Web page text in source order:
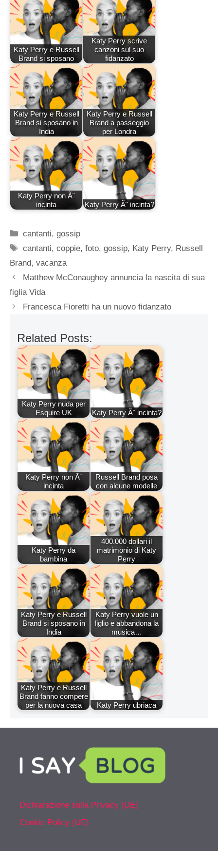
Katy Perry e Russell
Brand si sposano
Katy Perry scrive
canzoni sul suo
fidanzato
Katy Perry e Russell
Brand si sposano in
India
Katy Perry e Russell
Brand a passeggio
per Londra
Katy Perry non Ã¨
incinta
Katy Perry Ã¨ incinta?
Categorie
cantanti,gossip
Tag
cantanti,coppie,foto,gossip, Katy Perry, Russell
Brand, vacanza
Matthew McConaughey annuncia la nascita di sua
figlia Vida
Francesca Fioretti ha un nuovo fidanzato
Related Posts:
Katy Perry nuda per
Esquire UK
Katy Perry Ã¨ incinta?
Katy Perry non Ã¨
incinta
Russell Brand posa
con alcune modelle
Katy Perry da
bambina
400.000 dollari il
matrimonio di Katy
Perry
Katy Perry e Russell
Brand si sposano in
India
Katy Perry vuole un
figlio e abbandona la
musica…
Katy Perry e Russell
Brand fanno compere
per la nuova casa
Katy Perry ubriaca
Dichiarazione sulla Privacy (UE)
Cookie Policy (UE)